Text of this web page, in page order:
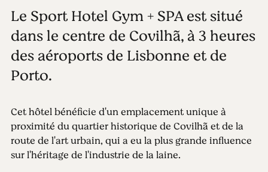
Le Sport Hotel Gym + SPA est situé
dans le centre de Covilhã, à 3 heures
des aéroports de Lisbonne et de
Porto.
Cet hôtel bénéficie d'un emplacement unique à
proximité du quartier historique de Covilhã et de la
route de l'art urbain, qui a eu la plus grande influence
sur l'héritage de l'industrie de la laine.